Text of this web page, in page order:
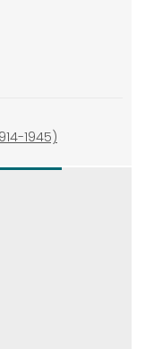
1945)